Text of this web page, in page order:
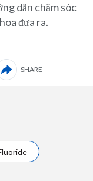
dẫn chăm sóc
đưa ra.
SHARE